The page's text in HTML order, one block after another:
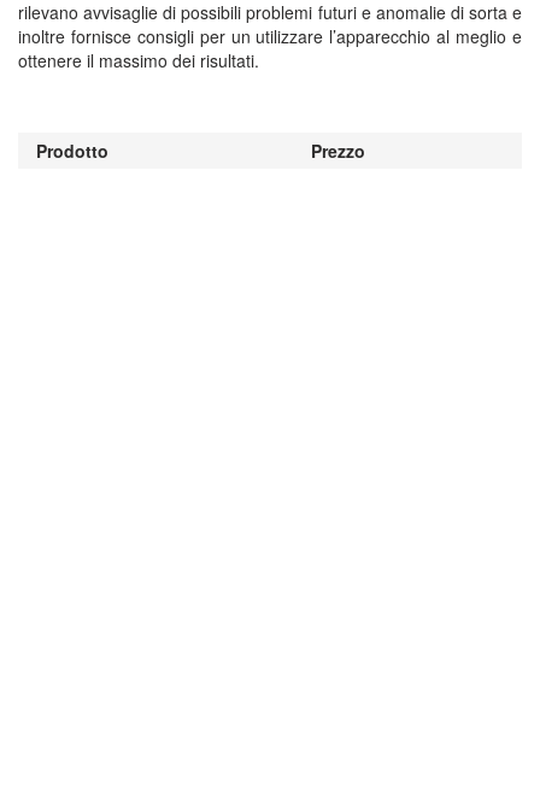
rilevano avvisaglie di possibili problemi futuri e anomalie di sorta e
inoltre fornisce consigli per un utilizzare l’apparecchio al meglio e
ottenere il massimo dei risultati.
Prodotto Prezzo